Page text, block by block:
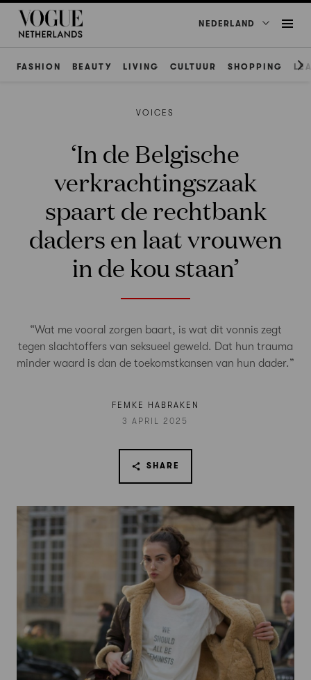
NEDERLAND
FASHION BEAUTY LIVING CULTUUR SHOPPING
VOICES
‘In de Belgische
verkrachtingszaak
spaart de rechtbank
daders en laat vrouwen
in de kou staan’
“Wat me vooral zorgen baart, is wat dit vonnis zegt
tegen slachtoffers van seksueel geweld. Dat hun trauma
minder waard is dan de toekomstkansen van hun dader.”
FEMKE HABRAKEN
3 APRIL 2025
SHARE